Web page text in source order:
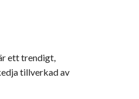
ett trendigt,
tillverkad av